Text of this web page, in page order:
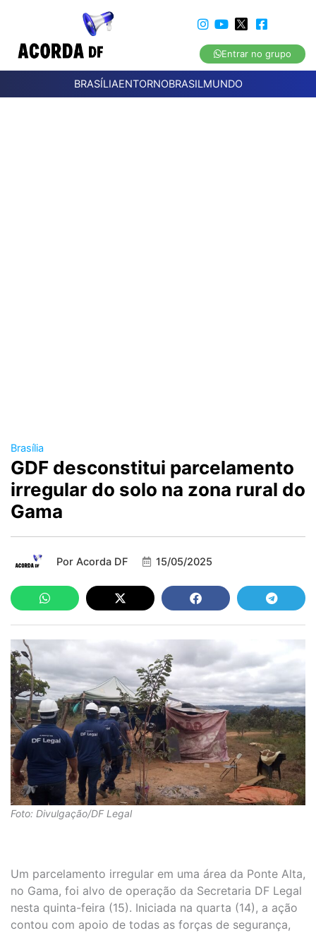
Entrar no grupo
BRASÍLIAENTORNOBRASILMUNDO
Brasília
GDF desconstitui parcelamento
irregular do solo na zona rural do
Gama
Por Acorda DF 15/05/2025
Foto: Divulgação/DF Legal
Um parcelamento irregular em uma área da Ponte Alta,
no Gama, foi alvo de operação da Secretaria DF Legal
nesta quinta-feira (15). Iniciada na quarta (14), a ação
contou com apoio de todas as forças de segurança,